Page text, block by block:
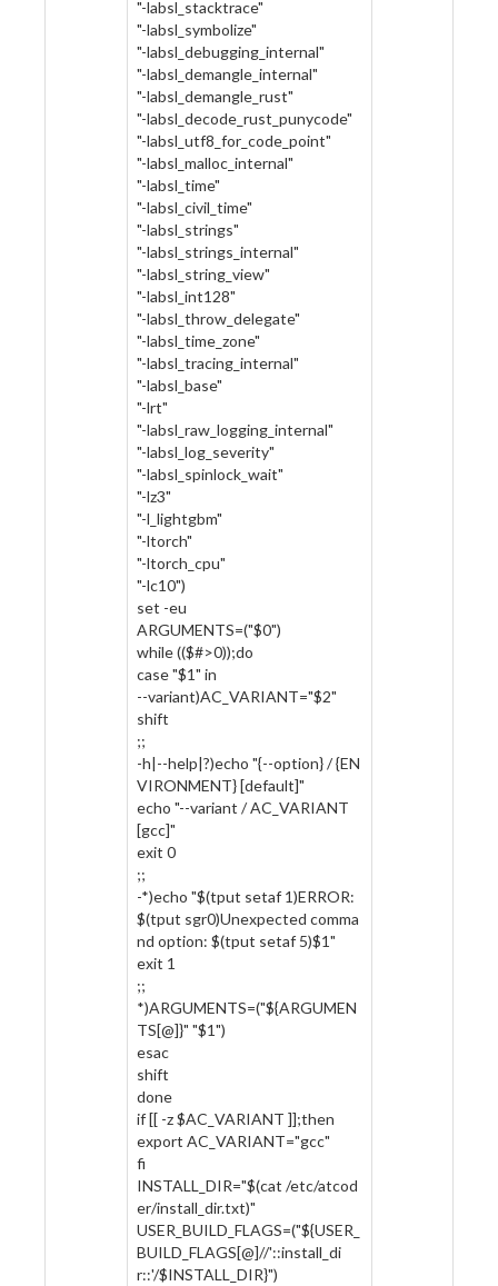
"-labsl_stacktrace"
"-labsl_symbolize"
"-labsl_debugging_internal"
"-labsl_demangle_internal"
"-labsl_demangle_rust"
"-labsl_decode_rust_punycode"
"-labsl_utf8_for_code_point"
"-labsl_malloc_internal"
"-labsl_time"
"-labsl_civil_time"
"-labsl_strings"
"-labsl_strings_internal"
"-labsl_string_view"
"-labsl_int128"
"-labsl_throw_delegate"
"-labsl_time_zone"
"-labsl_tracing_internal"
"-labsl_base"
"-lrt"
"-labsl_raw_logging_internal"
"-labsl_log_severity"
"-labsl_spinlock_wait"
"-lz3"
"-l_lightgbm"
"-ltorch"
"-ltorch_cpu"
"-lc10")
set -eu
ARGUMENTS=("$0")
while (($#>0));do
case "$1" in
--variant)AC_VARIANT="$2"
shift
;;
-h|--help|?)echo "{--option} / {EN
VIRONMENT} [default]"
echo "--variant / AC_VARIANT
[gcc]"
exit 0
;;
-*)echo "$(tput setaf 1)ERROR:
$(tput sgr0)Unexpected comma
nd option: $(tput setaf 5)$1"
exit 1
;;
*)ARGUMENTS=("${ARGUMEN
TS[@]}" "$1")
esac
shift
done
if [[ -z $AC_VARIANT ]];then
export AC_VARIANT="gcc"
fi
INSTALL_DIR="$(cat /etc/atcod
er/install_dir.txt)"
USER_BUILD_FLAGS=("${USER_
BUILD_FLAGS[@]//'::install_di
r::'/$INSTALL_DIR}")